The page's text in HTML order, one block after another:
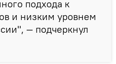
подхода к
и низким уровнем
— подчеркнул